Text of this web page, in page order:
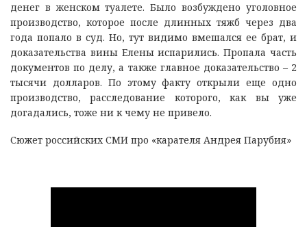
денег в женском туалете. Было возбуждено уголовное
производство, которое после длинных тяжб через два
года попало в суд. Но, тут видимо вмешался ее брат, и
доказательства вины Елены испарились. Пропала часть
документов по делу, а также главное доказательство – 2
тысячи долларов. По этому факту открыли еще одно
производство, расследование которого, как вы уже
догадались, тоже ни к чему не привело.
Сюжет российских СМИ про «карателя Андрея Парубия»